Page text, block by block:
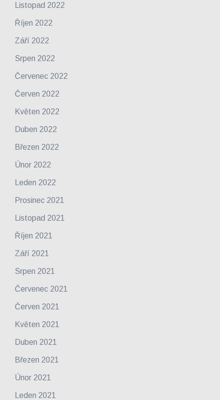
Listopad 2022
Říjen 2022
Září 2022
Srpen 2022
Červenec 2022
Červen 2022
Květen 2022
Duben 2022
Březen 2022
Únor 2022
Leden 2022
Prosinec 2021
Listopad 2021
Říjen 2021
Září 2021
Srpen 2021
Červenec 2021
Červen 2021
Květen 2021
Duben 2021
Březen 2021
Únor 2021
Leden 2021